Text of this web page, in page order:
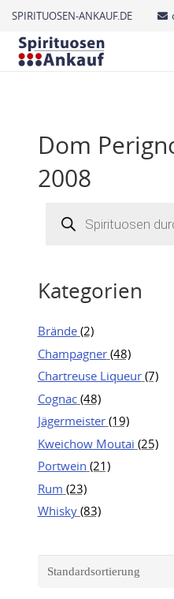
SPIRITUOSEN-ANKAUF.DE
Dom
2008
search
Kategorien
Brände (2)
Champagner (48)
Chartreuse Liqueur (7)
Cognac (48)
Jägermeister (19)
Kweichow Moutai (25)
Portwein (21)
Rum (23)
Whisky (83)